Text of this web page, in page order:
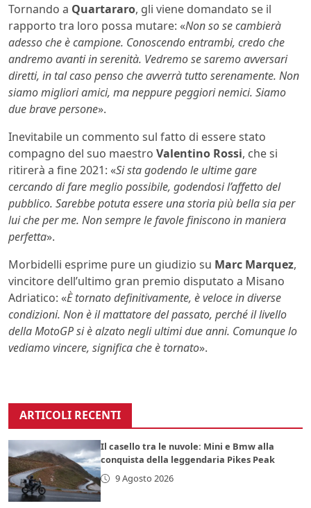
Tornando a Quartararo, gli viene domandato se il
rapporto tra loro possa mutare: «Non so se cambierà
adesso che è campione. Conoscendo entrambi, credo che
andremo avanti in serenità. Vedremo se saremo avversari
diretti, in tal caso penso che avverrà tutto serenamente. Non
siamo migliori amici, ma neppure peggiori nemici. Siamo
due brave persone».
Inevitabile un commento sul fatto di essere stato
compagno del suo maestro Valentino Rossi, che si
ritirerà a fine 2021: «Si sta godendo le ultime gare
cercando di fare meglio possibile, godendosi l’affetto del
pubblico. Sarebbe potuta essere una storia più bella sia per
lui che per me. Non sempre le favole finiscono in maniera
perfetta».
Morbidelli esprime pure un giudizio su Marc Marquez,
vincitore dell’ultimo gran premio disputato a Misano
Adriatico: «È tornato definitivamente, è veloce in diverse
condizioni. Non è il mattatore del passato, perché il livello
della MotoGP si è alzato negli ultimi due anni. Comunque lo
vediamo vincere, significa che è tornato».
ARTICOLI RECENTI
Il casello tra le nuvole: Mini e Bmw alla
conquista della leggendaria Pikes Peak
9 Agosto 2026